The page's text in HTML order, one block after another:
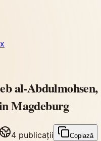
al-Abdulmohsen,
Magdeburg
4 publicații Copiază